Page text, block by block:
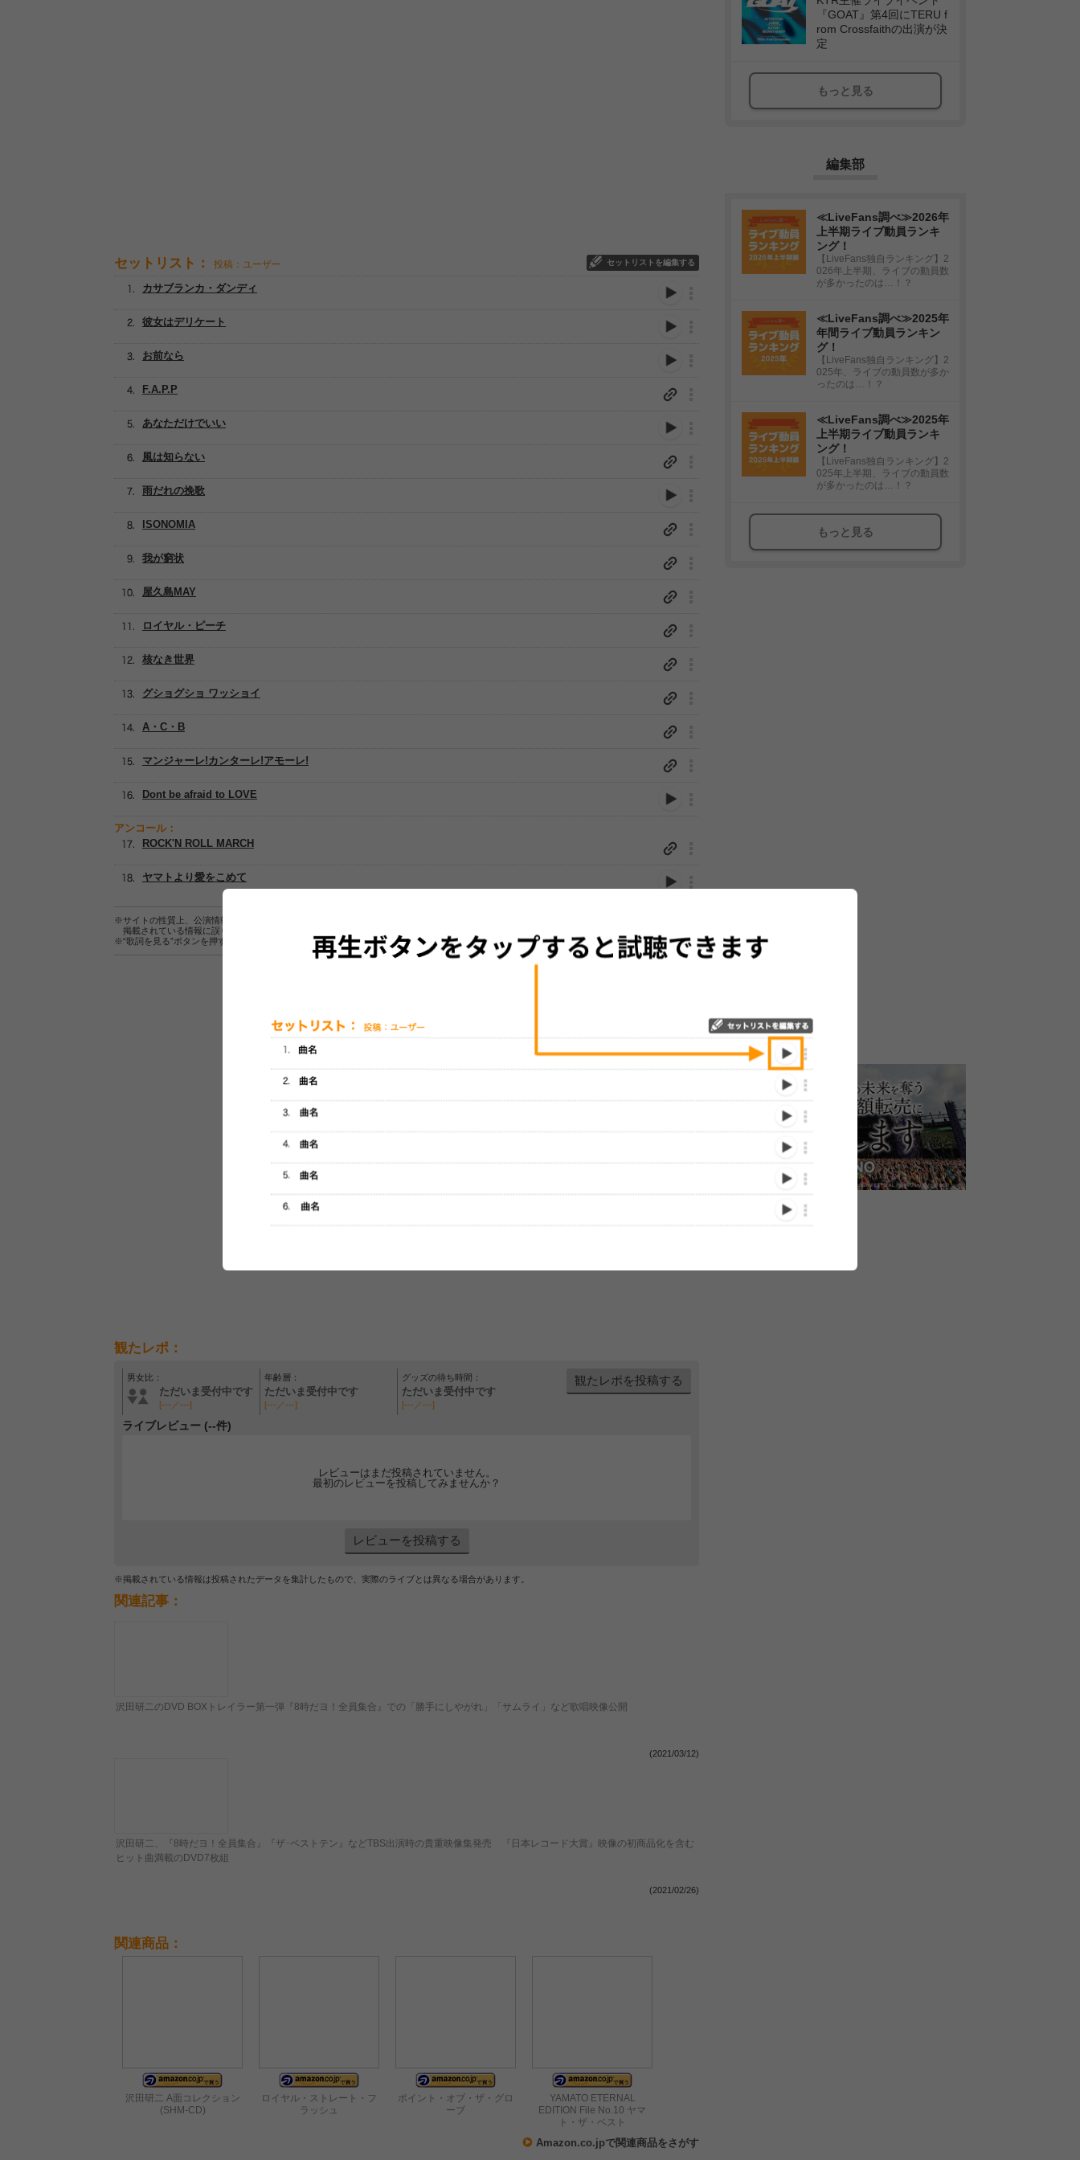
セットリスト： 投稿：ユーザー セットリストを編集する
風は知らない
彼女はデリケート
雨だれの挽歌
あなただけでいい
F.A.P.P
カサブランカ・ダンディ
お前なら
ISONOMIA
我が窮状
屋久島MAY
ロイヤル・ピーチ
核なき世界
グショグショ ワッショイ
A・C・B
マンジャーレ!カンターレ!アモーレ!
Dont be afraid to LOVE
アンコール：
ROCK'N ROLL MARCH
ヤマトより愛をこめて
※サイトの性質上、公演情報およびセットリスト情報の正確性は保証されませんので、あらかじめご了承ください。
掲載されている情報に誤りがある場合は、
※“歌詞を見る”ボタンを押すと、株式会社ページワンが運営する歌詞サイト「歌ネット」へ移動します。
セットリストをプレイリストにして保存する
観たレポ：
男女比：
ただいま受付中です
[---／---]
年齢層：
ただいま受付中です
[---／---]
グッズの待ち時間：
ただいま受付中です
[---／---]
観たレポを投稿する
ライブレビュー (--件)
レビューはまだ投稿されていません。
最初のレビューを投稿してみませんか？
レビューを投稿する
※掲載されている情報は投稿されたデータを集計したもので、実際のライブとは異なる場合があります。
関連記事：
沢田研二のDVD BOXトレイラー第一弾『8時だヨ！全員集合』での「勝手にしやがれ」「サムライ」など歌唱映像公開
(2021/03/12)
沢田研二、『8時だヨ！全員集合』『ザ･ベストテン』などTBS出演時の貴重映像集発売 『日本レコード大賞』映像の初商品化を含む
ヒット曲満載のDVD7枚組
(2021/02/26)
関連商品：
沢田研二 A面コレクション
(SHM-CD)
ロイヤル・ストレート・フ
ラッシュ
ポイント・オブ・ザ・グロ
ーブ
YAMATO ETERNAL
EDITION File No.10 ヤマ
ト・ザ・ベスト
Amazon.co.jpで関連商品をさがす
『GOAT』第4回にTERU f
rom Crossfaithの出演が決
定
もっと見る
編集部
≪LiveFans調べ≫2026年
上半期ライブ動員ランキ
ング！
【LiveFans独自ランキング】2
026年上半期、ライブの動員数
が多かったのは…！？
≪LiveFans調べ≫2025年
年間ライブ動員ランキン
グ！
【LiveFans独自ランキング】2
025年、ライブの動員数が多か
ったのは…！？
≪LiveFans調べ≫2025年
上半期ライブ動員ランキ
ング！
【LiveFans独自ランキング】2
025年上半期、ライブの動員数
が多かったのは…！？
もっと見る